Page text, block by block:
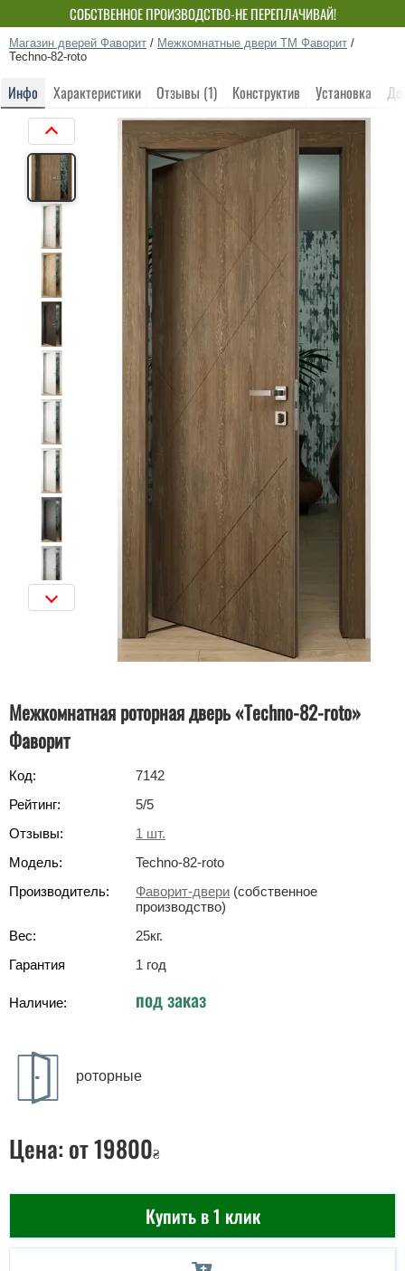
СОБСТВЕННОЕ ПРОИЗВОДСТВО-НЕ ПЕРЕПЛАЧИВАЙ!
Магазин дверей Фаворит / Межкомнатные двери ТМ Фаворит /
Techno-82-roto
Инфо Характеристики Отзывы (1) Конструктив Установка
Межкомнатная роторная дверь «Techno-82-roto»
Фаворит
Код:
7142
Рейтинг:
5/5
Отзывы:
1 шт.
Модель:
Techno-82-roto
Производитель:
Фаворит-двери (собственное
производство)
Вес:
25кг.
Гарантия
1 год
Наличие: под заказ
роторные
Цена: от 19800₴
Купить в 1 клик